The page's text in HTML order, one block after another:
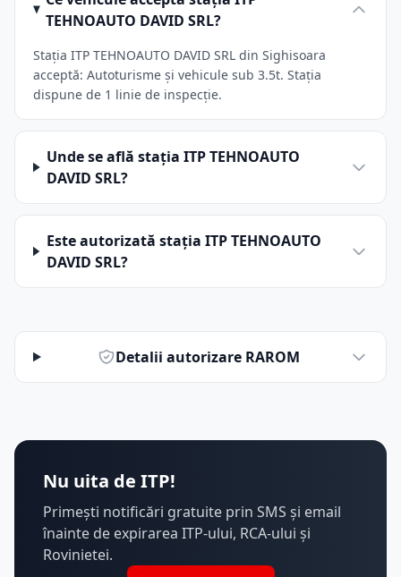
TEHNOAUTO DAVID SRL?
Stația ITP TEHNOAUTO DAVID SRL din Sighisoara
acceptă: Autoturisme și vehicule sub 3.5t. Stația
dispune de 1 linie de inspecție.
Unde se află stația ITP TEHNOAUTO
DAVID SRL?
Este autorizată stația ITP TEHNOAUTO
DAVID SRL?
Detalii autorizare RAROM
Nu uita de ITP!
Primești notificări gratuite prin SMS și email
înainte de expirarea ITP-ului, RCA-ului și
Rovinietei.